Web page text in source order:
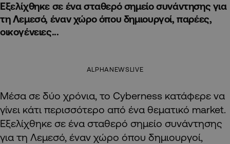
Εξελίχθηκε σε ένα σταθερό σημείο συνάντησης για
τη Λεμεσό, έναν χώρο όπου δημιουργοί, παρέες,
οικογένειες...
ALPHANEWSLIVE
Μέσα σε δύο χρόνια, το Cyberness κατάφερε να
γίνει κάτι περισσότερο από ένα θεματικό market.
Εξελίχθηκε σε ένα σταθερό σημείο συνάντησης
για τη Λεμεσό, έναν χώρο όπου δημιουργοί,